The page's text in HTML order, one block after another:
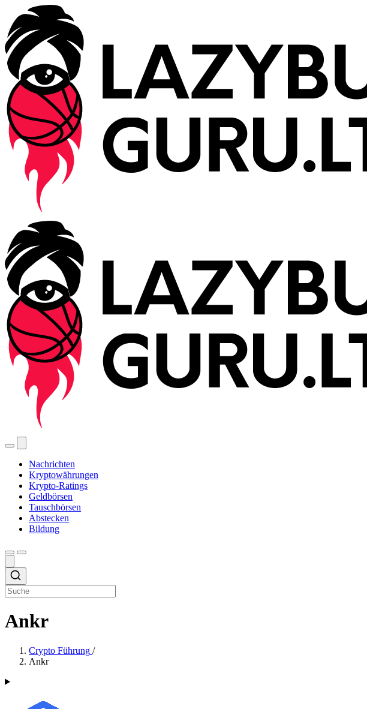
Nachrichten
Kryptowährungen
Krypto-Ratings
Geldbörsen
Tauschbörsen
Abstecken
Bildung
Ankr
Crypto Führung /
Ankr